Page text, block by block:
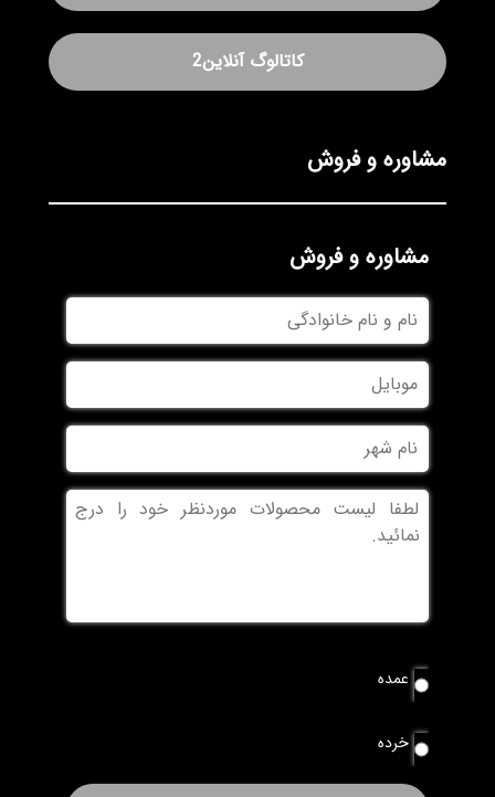
کاتالوگ آنلاین2
مشاوره و فروش
مشاوره و فروش
نام
و
نام
خانوادگی
موبایل
نام
شهر
بدون
عنوان
نوع
سفارش
عمده
خرده